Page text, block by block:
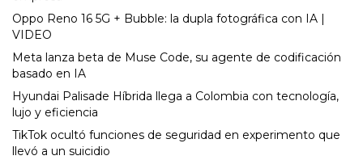
Oppo Reno 16 5G + Bubble: la dupla fotográfica con IA |
VIDEO
Meta lanza beta de Muse Code, su agente de codificación
basado en IA
Hyundai Palisade Híbrida llega a Colombia con tecnología,
lujo y eficiencia
TikTok ocultó funciones de seguridad en experimento que
llevó a un suicidio